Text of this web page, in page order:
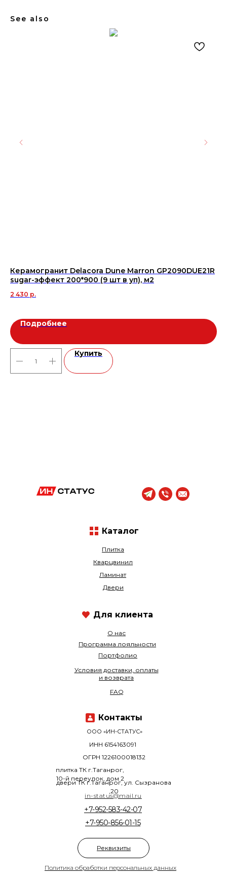
See also
Керамогранит Delacora Dune Marron GP2090DUE21R
sugar-эффект 200*900 (9 шт в уп), м2
2 430 р.
Подробнее
Купить
Политика обработки персональных данных
Плитка
Кварцвинил
+7-950-856-01-15
+7-952-583-42-07
О нас
Ламинат
Программа лояльности
Двери
Портфолио
ООО «ИН-СТАТУС»
плитка ТК г.Таганрог,
10-й переулок, дом 2
двери ТК г.Таганрог, ул. Сызранова
,20
ОГРН 1226100018132
ИНН 6154163091
Условия доставки, оплаты
и возврата
FAQ
Каталог
in-status@mail.ru
Контакты
Для клиента
Реквизиты